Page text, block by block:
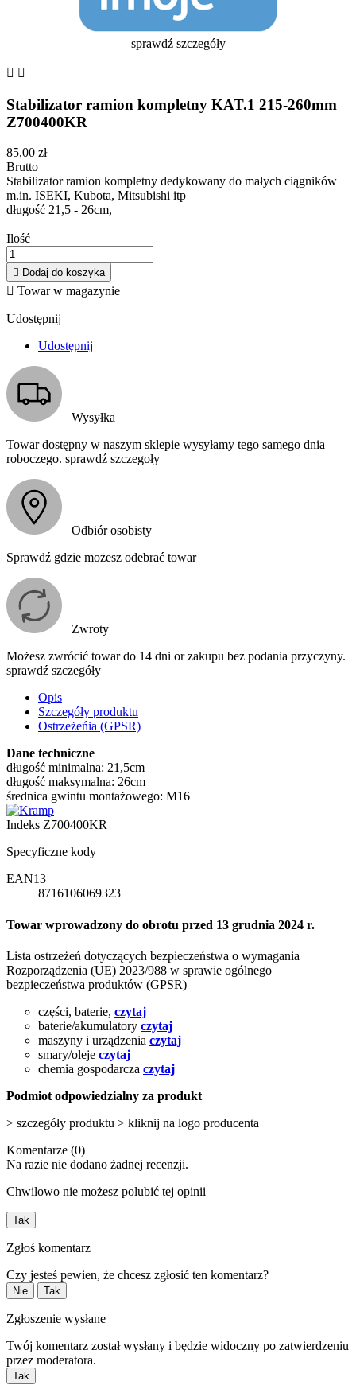
sprawdź szczegóły
 
Stabilizator ramion kompletny KAT.1 215-260mm
Z700400KR
85,00 zł
Brutto
Stabilizator ramion kompletny dedykowany do małych ciągników
m.in. ISEKI, Kubota, Mitsubishi itp
długość 21,5 - 26cm,
Ilość
 Dodaj do koszyka
 Towar w magazynie
Udostępnij
Udostępnij
Wysyłka
Towar dostępny w naszym sklepie wysyłamy tego samego dnia
roboczego. sprawdź szczegoły
Odbiór osobisty
Sprawdź gdzie możesz odebrać towar
Zwroty
Możesz zwrócić towar do 14 dni or zakupu bez podania przyczyny.
sprawdź szczegóły
Opis
Szczegóły produktu
Ostrzeżeńia (GPSR)
Dane techniczne
długość minimalna: 21,5cm
długość maksymalna: 26cm
średnica gwintu montażowego: M16
Indeks Z700400KR
Specyficzne kody
EAN13
8716106069323
Towar wprowadzony do obrotu przed 13 grudnia 2024 r.
Lista ostrzeżeń dotyczących bezpieczeństwa o wymagania
Rozporządzenia (UE) 2023/988 w sprawie ogólnego
bezpieczeństwa produktów (GPSR)
części, baterie, czytaj
baterie/akumulatory czytaj
maszyny i urządzenia czytaj
smary/oleje czytaj
chemia gospodarcza czytaj
Podmiot odpowiedzialny za produkt
> szczegóły produktu > kliknij na logo producenta
Komentarze (0)
Na razie nie dodano żadnej recenzji.
Chwilowo nie możesz polubić tej opinii
Tak
Zgłoś komentarz
Czy jesteś pewien, że chcesz zgłosić ten komentarz?
Nie Tak
Zgłoszenie wysłane
Twój komentarz został wysłany i będzie widoczny po zatwierdzeniu
przez moderatora.
Tak